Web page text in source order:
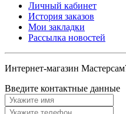
Личный кабинет
История заказов
Мои закладки
Рассылка новостей
Интернет-магазин
Введите контактные данные